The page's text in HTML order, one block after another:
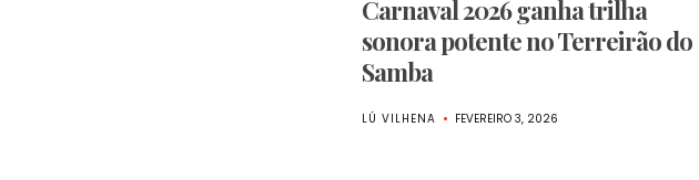
Carnaval 2026 ganha trilha
sonora potente no Terreirão do
Samba
LÚ VILHENA FEVEREIRO 3, 2026